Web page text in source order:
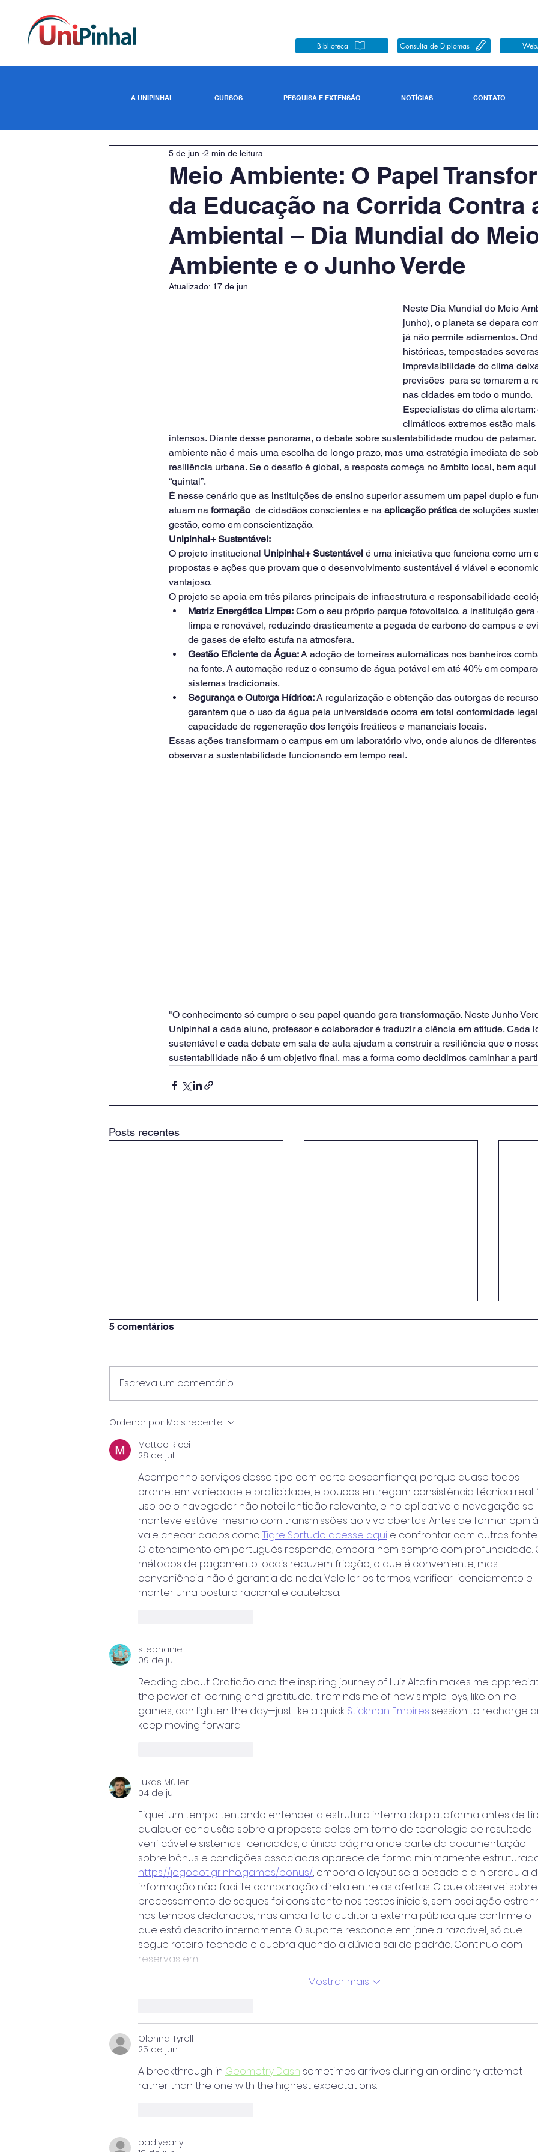
Biblioteca Consulta de Diplomas
A UNIPINHAL CURSOS PESQUISA E EXTENSÃO NOTÍCIAS CONTATO
Meio Ambiente: O Papel
da Educação na Corrida Contra
Ambiental – Dia Mundial do
Ambiente e o Junho Verde
5 de jun. 2 min de leitura
Atualizado: 17 de jun.
Neste Dia Mundial do Meio
junho), o planeta se depara
já não permite adiamentos.
históricas, tempestades
imprevisibilidade do clima
previsões  para se tornarem a
nas cidades em todo o mundo.
Especialistas do clima alertam:
climáticos extremos estão
intensos. Diante desse panorama, o debate sobre sustentabilidade mudou de
ambiente não é mais uma escolha de longo prazo, mas uma estratégia imediata de
resiliência urbana. Se o desafio é global, a resposta começa no âmbito local, bem
“quintal”.
É nesse cenário que as instituições de ensino superior assumem um papel duplo e
atuam na formação de cidadãos conscientes e na aplicação prática de soluções
gestão, como em conscientização.
Unipinhal+ Sustentável:
O projeto institucional Unipinhal+ Sustentável é uma iniciativa que funciona como um
propostas e ações que provam que o desenvolvimento sustentável é viável e
vantajoso.
O projeto se apoia em três pilares principais de infraestrutura e responsabilidade
Matriz Energética Limpa: Com o seu próprio parque fotovoltaico, a instituição
limpa e renovável, reduzindo drasticamente a pegada de carbono do campus e
de gases de efeito estufa na atmosfera.
Gestão Eficiente da Água: A adoção de torneiras automáticas nos banheiros
na fonte. A automação reduz o consumo de água potável em até 40% em
sistemas tradicionais.
Segurança e Outorga Hídrica: A regularização e obtenção das outorgas de
garantem que o uso da água pela universidade ocorra em total conformidade
capacidade de regeneração dos lençóis freáticos e mananciais locais.
Essas ações transformam o campus em um laboratório vivo, onde alunos de
observar a sustentabilidade funcionando em tempo real.
"O conhecimento só cumpre o seu papel quando gera transformação. Neste Junho
Unipinhal a cada aluno, professor e colaborador é traduzir a ciência em atitude. Cada
sustentável e cada debate em sala de aula ajudam a construir a resiliência que o
sustentabilidade não é um objetivo final, mas a forma como decidimos caminhar a
Posts recentes
O Peso da Pedra e o
Destino da Cinza: O Desafio
de Preparar o Aluno
Trabalhador para o Mata-
a
5 comentários
Escreva um comentário
Ordenar por: Mais recente
Matteo Ricci
28 de jul.
Acompanho serviços desse tipo com certa desconfiança, porque quase todos
prometem variedade e praticidade, e poucos entregam consistência técnica real.
uso pelo navegador não notei lentidão relevante, e no aplicativo a navegação se
manteve estável mesmo com transmissões ao vivo abertas. Antes de formar
vale checar dados como Tigre Sortudo acesse aqui e confrontar com outras
O atendimento em português responde, embora nem sempre com profundidade.
métodos de pagamento locais reduzem fricção, o que é conveniente, mas
conveniência não é garantia de nada. Vale ler os termos, verificar licenciamento e
manter uma postura racional e cautelosa.
stephanie
09 de jul.
Reading about Gratidão and the inspiring journey of Luiz Altafin makes me
the power of learning and gratitude. It reminds me of how simple joys, like online
games, can lighten the day—just like a quick Stickman Empires session to recharge
keep moving forward.
Lukas Müller
04 de jul.
Fiquei um tempo tentando entender a estrutura interna da plataforma antes de
qualquer conclusão sobre a proposta deles em torno de tecnologia de resultado
verificável e sistemas licenciados, a única página onde parte da documentação
sobre bônus e condições associadas aparece de forma minimamente
https://jogodotigrinho.games/bonus/, embora o layout seja pesado e a hierarquia
informação não facilite comparação direta entre as ofertas. O que observei
processamento de saques foi consistente nos testes iniciais, sem oscilação
nos tempos declarados, mas ainda falta auditoria externa pública que confirme o
que está descrito internamente. O suporte responde em janela razoável, só que
segue roteiro fechado e quebra quando a dúvida sai do padrão. Continuo com
reservas em…
Mostrar mais
Olenna Tyrell
25 de jun.
A breakthrough in Geometry Dash sometimes arrives during an ordinary attempt
rather than the one with the highest expectations.
badlyearly